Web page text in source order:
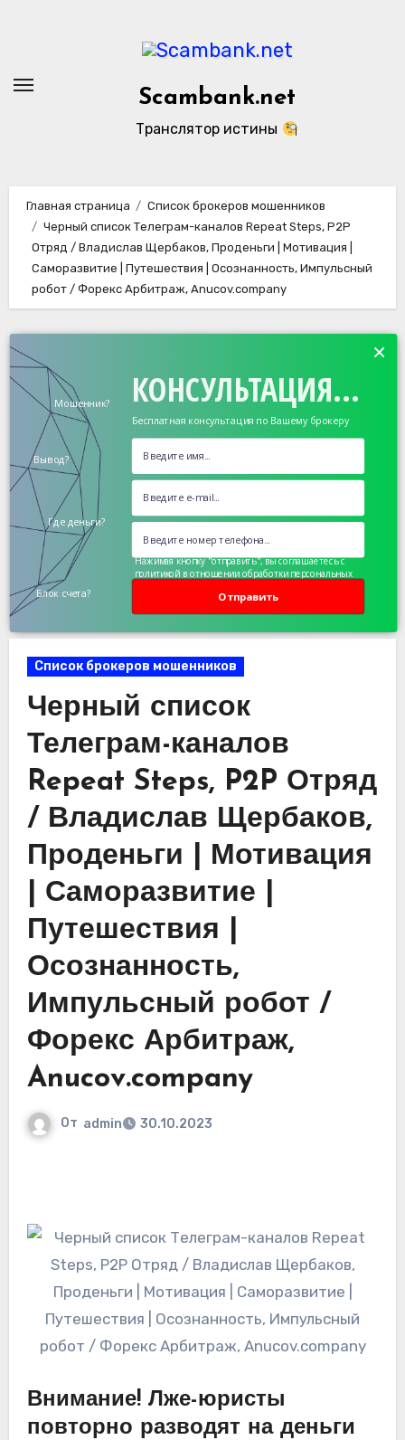
Scambank.net
Транслятор истины
Главная страница
Список брокеров мошенников
Черный список Телеграм-каналов Repeat Steps, P2P
Отряд / Владислав Щербаков, Проденьги | Мотивация |
Саморазвитие | Путешествия | Осознанность, Импульсный
робот / Форекс Арбитраж, Anucov.company
КОНСУЛЬТАЦИЯ...
Бесплатная консультация по Вашему брокеру
Мошенник?
Вывод?
Где деньги?
Блок счета? Отправить
×
Нажимая кнопку "отправить", вы соглашаетесь с
политикой в отношении обработки персональных
Список брокеров мошенников
Черный список
Телеграм-каналов
Repeat Steps, P2P Отряд
/ Владислав Щербаков,
Проденьги | Мотивация
| Саморазвитие |
Путешествия |
Осознанность,
Импульсный робот /
Форекс Арбитраж,
Anucov.company
От admin 30.10.2023
Внимание! Лже-юристы
повторно разводят на деньги